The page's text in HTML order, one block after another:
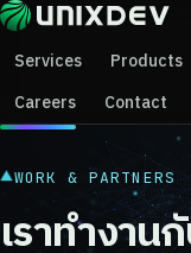
Services Products
Careers
Contact
▲WORK & PARTNERS
เราทำงาน